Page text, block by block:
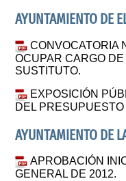
AYUNTAMIENTO DE
CONVOCATORIA
OCUPAR CARGO
SUSTITUTO.
EXPOSICIÓN
DEL PRESUPUESTO
AYUNTAMIENTO DE
APROBACIÓN
GENERAL DE 2012.